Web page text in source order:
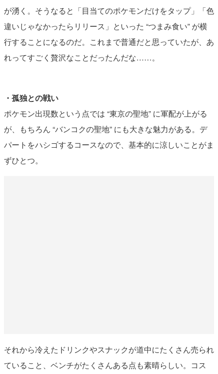
が湧く。そうなると「目当てのポケモンだけをタップ」「色
違いじゃなかったらリリース」といった “つまみ食い” が横
行することになるのだ。これまで普通だと思っていたが、あ
れってすごく贅沢なことだったんだな……。
・孤独との戦い
ポケモン出現数という点では “東京の聖地” に軍配が上がる
が、もちろん “バンコクの聖地” にも大きな魅力がある。デ
パートをハシゴするコースなので、基本的に涼しいことがま
ずひとつ。
それから冷えたドリンクやスナックが道中にたくさん売られ
ていること、ベンチがたくさんある点も素晴らしい。コス